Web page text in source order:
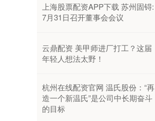
上海股票配资APP下载 苏州固锝:
7月31日召开董事会会议
云鼎配资 美甲师进厂打工？这届
年轻人想法太野！
杭州在线配资官网 温氏股份：“再
造一个新温氏”是公司中长期奋斗
的目标